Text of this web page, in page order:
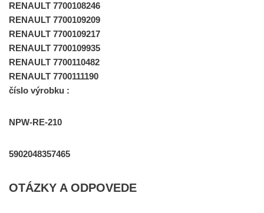
RENAULT 7700108246
RENAULT 7700109209
RENAULT 7700109217
RENAULT 7700109935
RENAULT 7700110482
RENAULT 7700111190
číslo výrobku :
NPW-RE-210
5902048357465
OTÁZKY A ODPOVEDE